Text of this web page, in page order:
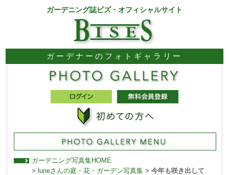
ガーデニング誌ビズ・オフィシャルサイト
ガーデナーのフォトギャラリー
ガーデニング写真集HOME
> luneさんの庭・花・ガーデン写真集> 今年も咲き出して